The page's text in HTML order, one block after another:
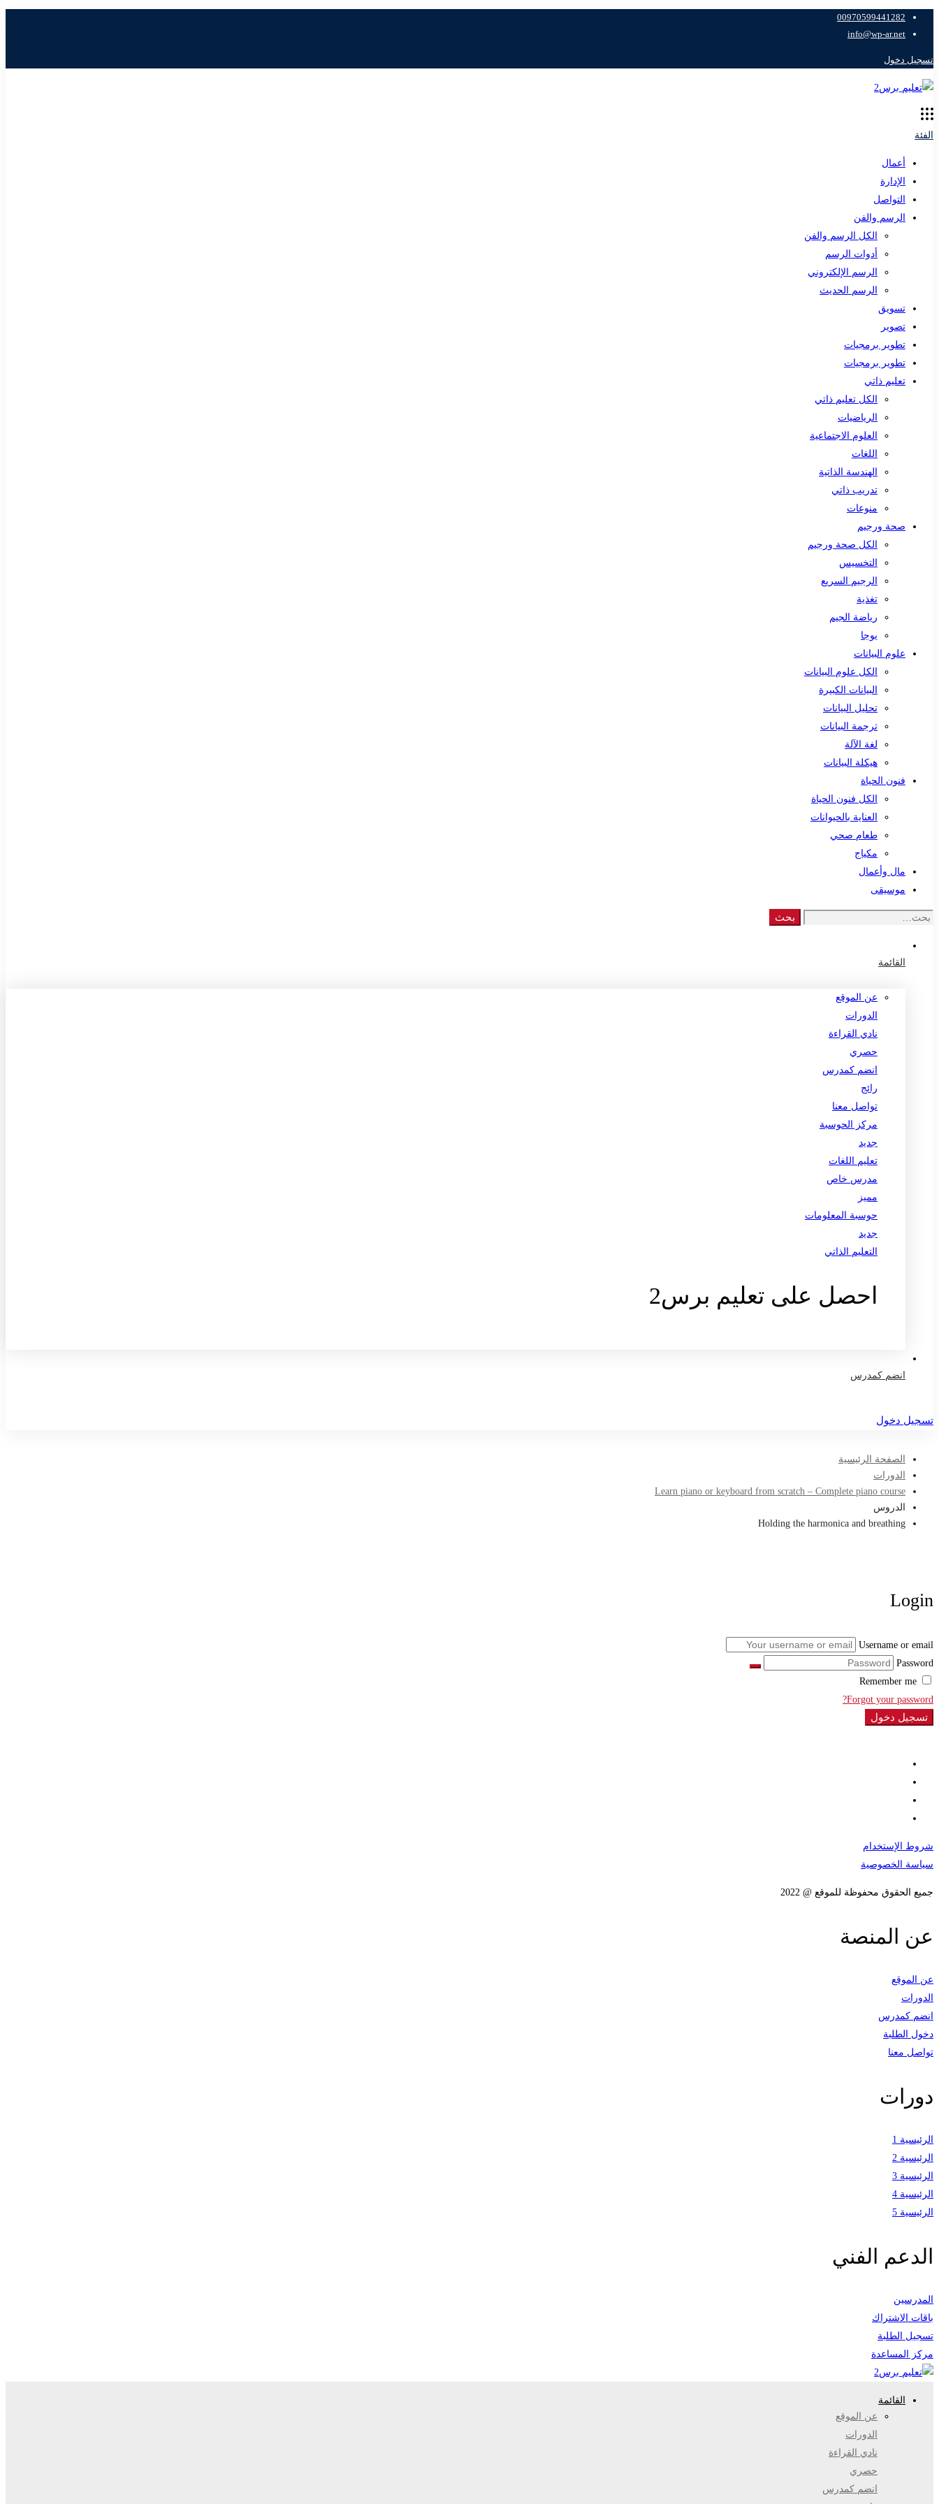
00970599441282
info@wp-ar.net
تسجيل دخول
الفئة
أعمال
الإدارة
التواصل
الرسم والفن
الكل الرسم والفن
أدوات الرسم
الرسم الإلكتروني
الرسم الحديث
تسويق
تصوير
تطوير برمجيات
تطوير برمجيات
تعليم ذاتي
الكل تعليم ذاتي
الرياضيات
العلوم الاجتماعية
اللغات
الهندسة الذاتية
تدريب ذاتي
منوعات
صحة ورجيم
الكل صحة ورجيم
التخسيس
الرجيم السريع
تغذية
رياضة الجيم
يوجا
علوم البيانات
الكل علوم البيانات
البيانات الكبيرة
تحليل البيانات
ترجمة البيانات
لغة الآلة
هيكلة البيانات
فنون الحياة
الكل فنون الحياة
العناية بالحيوانات
طعام صحي
مكياج
مال وأعمال
موسيقى
Search
بحث
القائمة
عن الموقع
الدورات
نادي القراءة
حصري
انضم كمدرس
رائج
تواصل معنا
مركز الحوسبة
جديد
تعليم اللغات
مدرس خاص
مميز
حوسبة المعلومات
جديد
التعليم الذاتي
احصل على تعليم برس2
انضم كمدرس
تسجيل دخول
الصفحة الرئيسية
الدورات
Learn piano or keyboard from scratch – Complete piano course
الدروس
Holding the harmonica and breathing
Login
Username or email
Password
Forgot your password?
تسجيل دخول
شروط الإستخدام
سياسة الخصوصية
جميع الحقوق محفوظة للموقع @ 2022
عن المنصة
عن الموقع
الدورات
انضم كمدرس
دخول الطلبة
تواصل معنا
دورات
الرئيسية 1
الرئيسية 2
الرئيسية 3
الرئيسية 4
الرئيسية 5
الدعم الفني
المدرسين
باقات الاشتراك
تسجيل الطلبة
مركز المساعدة
القائمة
عن الموقع
الدورات
نادي القراءة
حصري
انضم كمدرس